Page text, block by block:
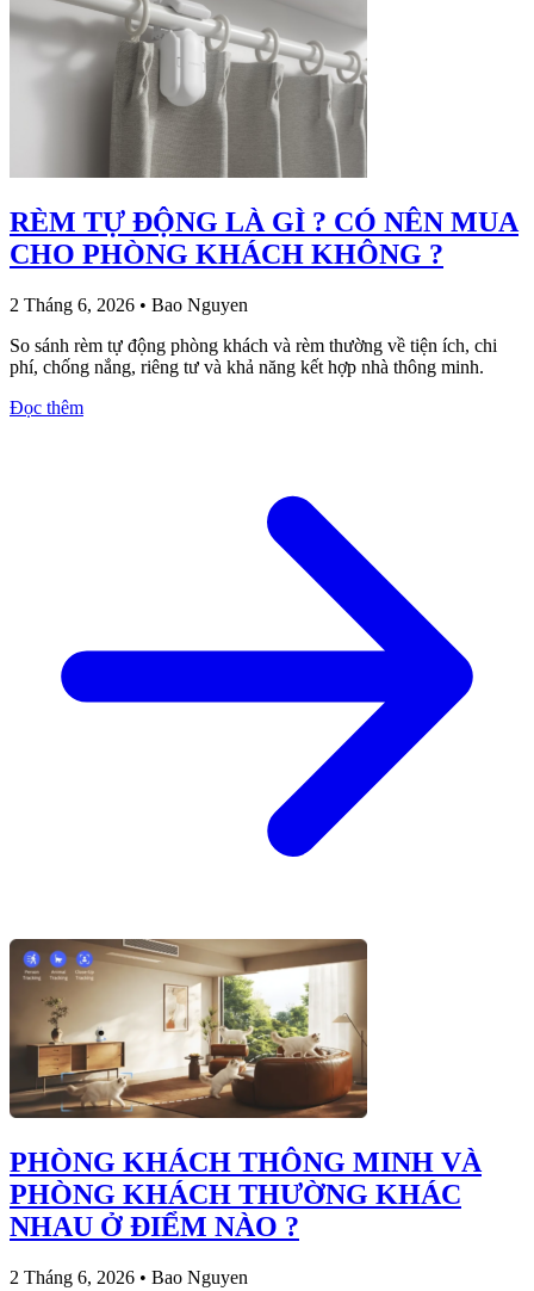
RÈM TỰ ĐỘNG LÀ GÌ ? CÓ NÊN MUA
CHO PHÒNG KHÁCH KHÔNG ?
2 Tháng 6, 2026 • Bao Nguyen
So sánh rèm tự động phòng khách và rèm thường về tiện ích, chi
phí, chống nắng, riêng tư và khả năng kết hợp nhà thông minh.
Đọc thêm
PHÒNG KHÁCH THÔNG MINH VÀ
PHÒNG KHÁCH THƯỜNG KHÁC
NHAU Ở ĐIỂM NÀO ?
2 Tháng 6, 2026 • Bao Nguyen